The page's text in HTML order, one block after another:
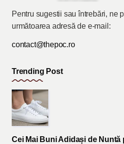
Pentru sugestii sau întrebări, ne
următoarea adresă de e-mail:
contact@thepoc.ro
Trending Post
Cei Mai Buni Adidași de Nuntă